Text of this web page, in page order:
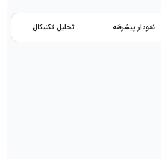
نمودار پیشرفته تحلیل تکنیکال